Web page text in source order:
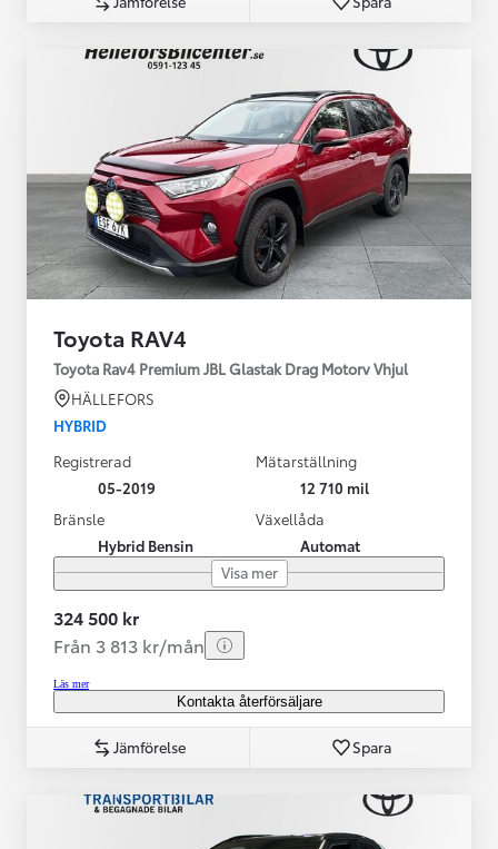
Toyota RAV4
Toyota Rav4 Premium JBL Glastak Drag Motorv Vhjul
HÄLLEFORS
HYBRID
Registrerad
05-2019
Mätarställning
12 710 mil
Bränsle
Hybrid Bensin
Växellåda
Automat
Visa mer
324 500 kr
Från 3 813 kr/mån
Läs mer
Kontakta återförsäljare
Jämförelse Spara